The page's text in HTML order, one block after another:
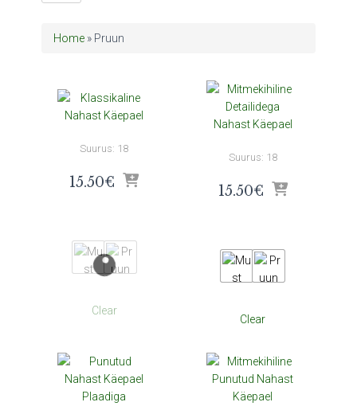
Home » Pruun
Suurus: 18
15.50€
Clear
Suurus: 18
15.50€
Clear